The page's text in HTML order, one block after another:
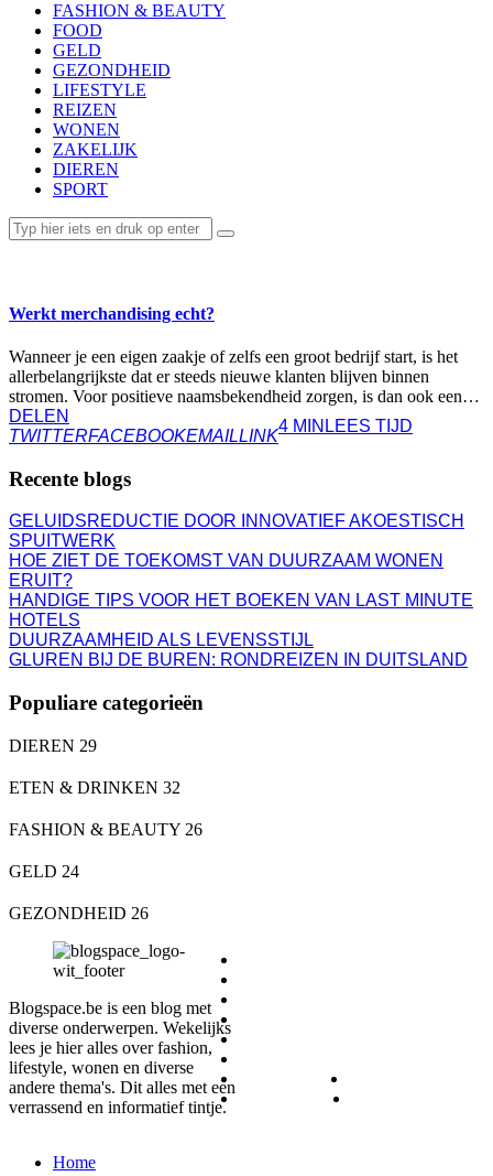
FASHION & BEAUTY
FOOD
GELD
GEZONDHEID
LIFESTYLE
REIZEN
WONEN
ZAKELIJK
DIEREN
SPORT
Werkt merchandising echt?
Wanneer je een eigen zaakje of zelfs een groot bedrijf start, is het
allerbelangrijkste dat er steeds nieuwe klanten blijven binnen
stromen. Voor positieve naamsbekendheid zorgen, is dan ook een…
DELEN
TWITTERFACEBOOKEMAILLINK
4 MIN LEES TIJD
Recente blogs
GELUIDSREDUCTIE DOOR INNOVATIEF AKOESTISCH
SPUITWERK
HOE ZIET DE TOEKOMST VAN DUURZAAM WONEN
ERUIT?
HANDIGE TIPS VOOR HET BOEKEN VAN LAST MINUTE
HOTELS
DUURZAAMHEID ALS LEVENSSTIJL
GLUREN BIJ DE BUREN: RONDREIZEN IN DUITSLAND
Populiare categorieën
DIEREN 29
ETEN & DRINKEN 32
FASHION & BEAUTY 26
GELD 24
GEZONDHEID 26
Blogspace.be is een blog met
diverse onderwerpen. Wekelijks
lees je hier alles over fashion,
lifestyle, wonen en diverse
andere thema's. Dit alles met een
verrassend en informatief tintje.
Home